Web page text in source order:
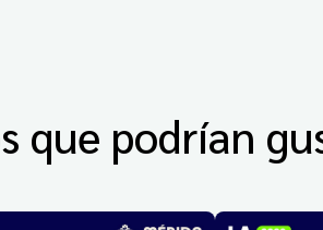
que podrían